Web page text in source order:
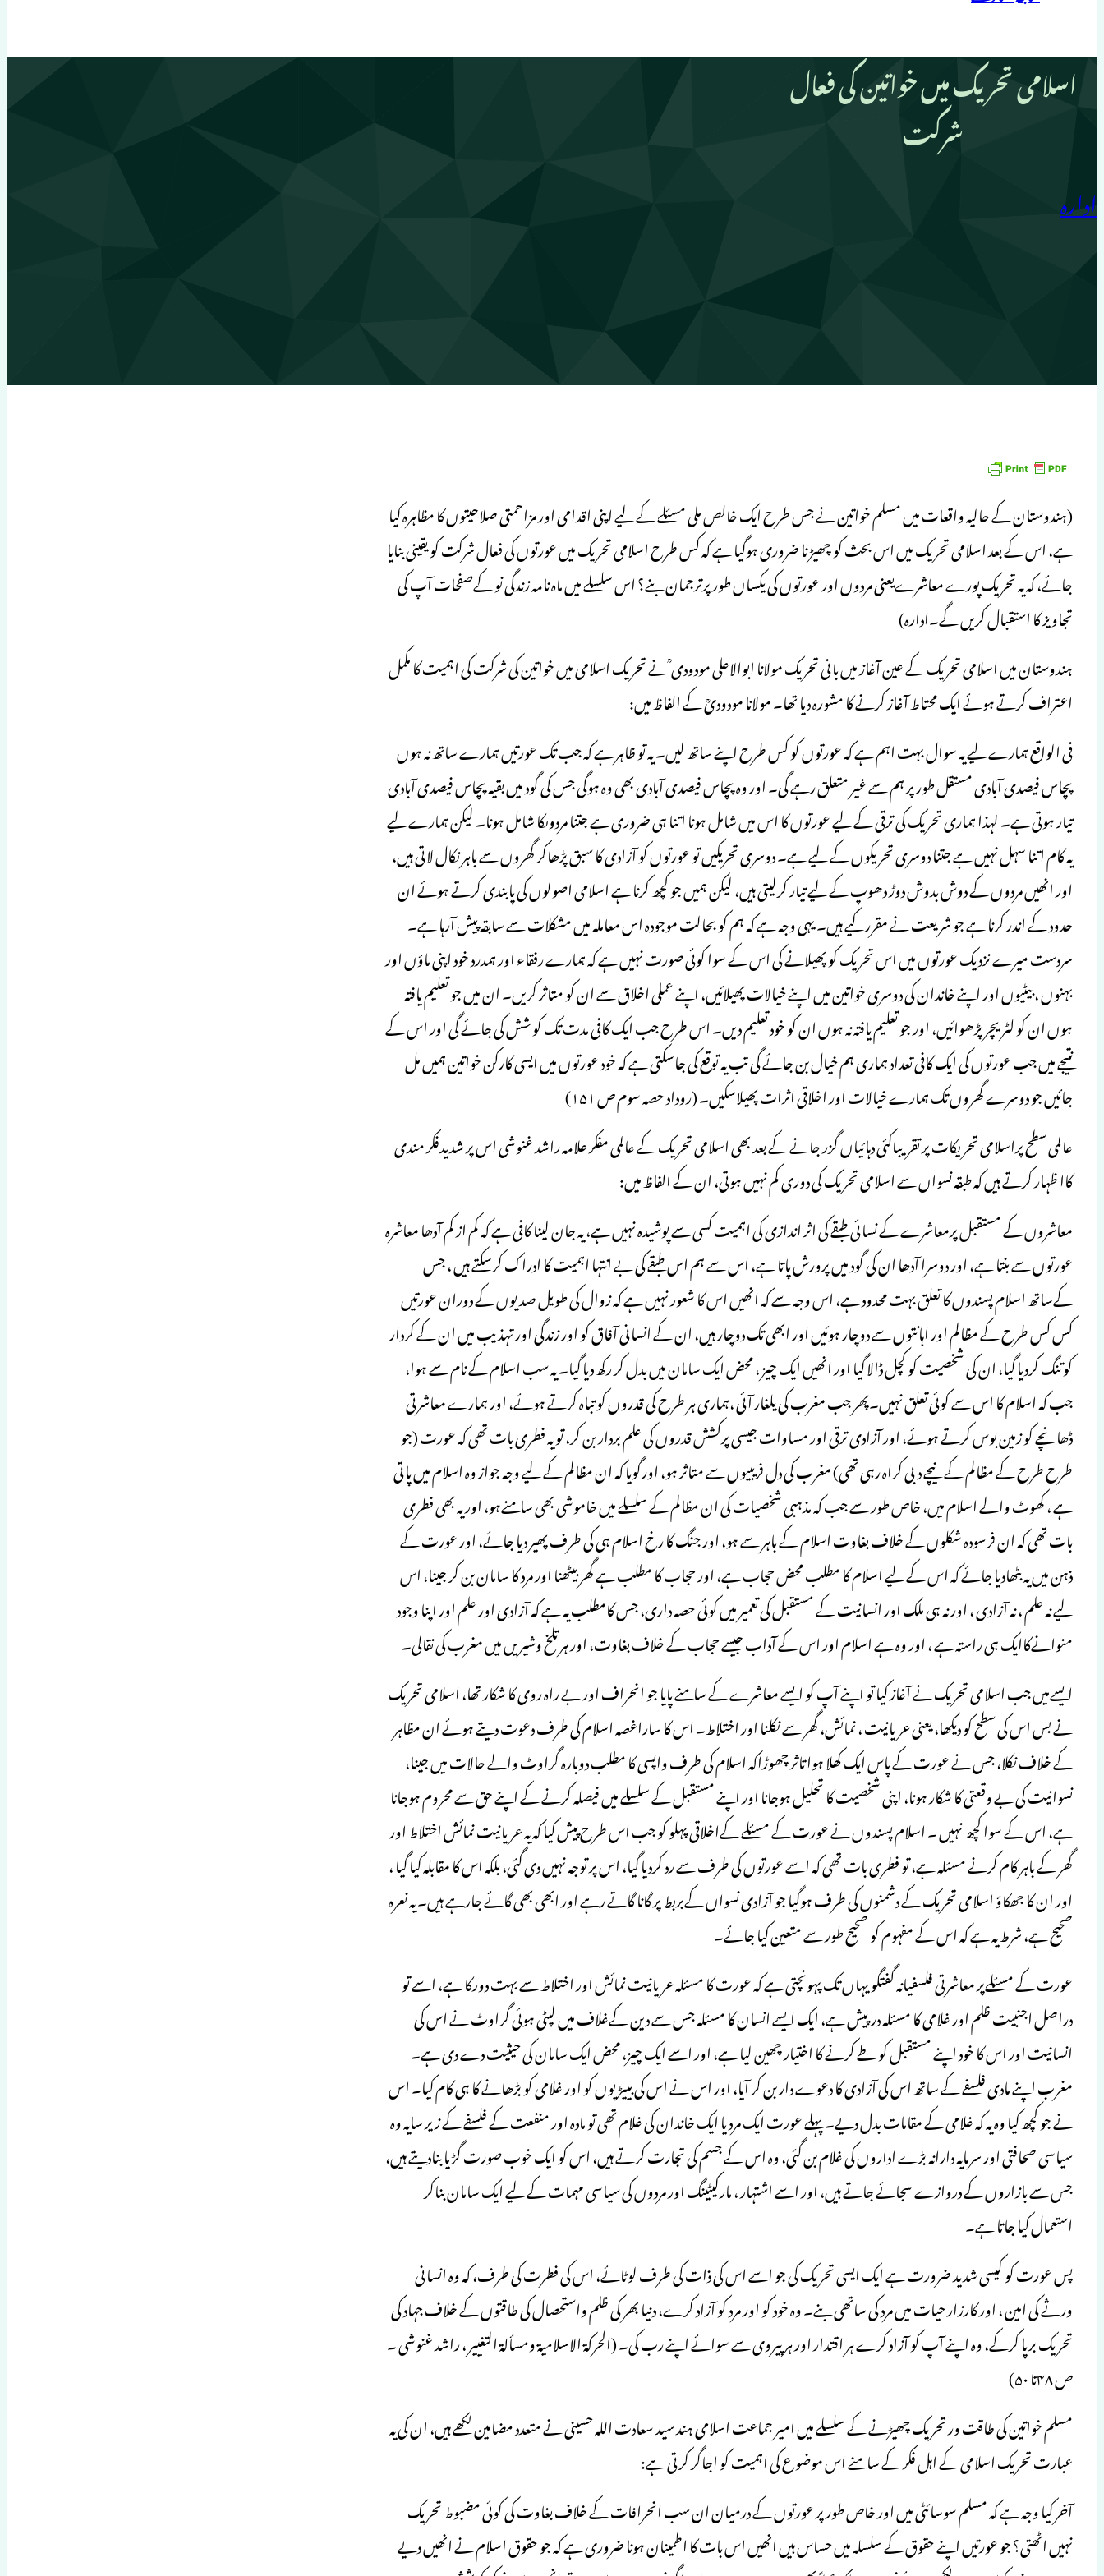
اسلامی تحریک میں خواتین کی فعال
شرکت
ادارہ
(ہندوستان کے حالیہ واقعات میں مسلم خواتین نے جس طرح ایک خالص ملی مسئلے کے لیے اپنی اقدامی اور مزاحمتی صلاحیتوں کا مظاہرہ کیا
ہے، اس کے بعد اسلامی تحریک میں اس بحث کو چھیڑنا ضروری ہوگیا ہے کہ کس طرح اسلامی تحریک میں عورتوں کی فعال شرکت کو یقینی بنایا
جائے، کہ یہ تحریک پورے معاشرےیعنی مردوں اور عورتوں کی یکساں طور پرترجمان بنے؟ اس سلسلے میں ماہ نامہ زندگی نو کےصفحات آپ کی
تجاویز کا استقبال کریں گے۔ادارہ)
ہندوستان میں اسلامی تحریک کے عین آغاز میں بانی تحریک مولانا ابوالاعلی مودودی ؒ نے تحریک اسلامی میں خواتین کی شرکت کی اہمیت کا مکمل
اعتراف کرتے ہوئے ایک محتاط آغاز کرنے کا مشورہ دیا تھا۔ مولانا مودودیؒ کے الفاظ میں:
فی الواقع ہمارے لیے یہ سوال بہت اہم ہے کہ عورتوں کو کس طرح اپنے ساتھ لیں۔ یہ تو ظاہر ہے کہ جب تک عورتیں ہمارے ساتھ نہ ہوں
پچاس فیصدی آبادی مستقل طور پر ہم سے غیر متعلق رہے گی۔ اور وہ پچاس فیصدی آبادی بھی وہ ہوگی جس کی گود میں بقیہ پچاس فیصدی آبادی
تیار ہوتی ہے۔ لہذا ہماری تحریک کی ترقی کے لیے عورتوں کا اس میں شامل ہونا اتنا ہی ضروری ہے جتنا مردوںکا شامل ہونا۔ لیکن ہمارے لیے
یہ کام اتنا سہل نہیں ہے جتنا دوسری تحریکوں کے لیے ہے۔ دوسری تحریکیں تو عورتوں کو آزادی کا سبق پڑھاکر گھروں سے باہر نکال لاتی ہیں،
اور انھیں مردوں کے دوش بدوش دوڑ دھوپ کے لیے تیار کرلیتی ہیں، لیکن ہمیں جو کچھ کرنا ہے اسلامی اصولوں کی پابندی کرتے ہوئے ان
حدود کے اندر کرنا ہے جو شریعت نے مقرر کیے ہیں۔ یہی وجہ ہے کہ ہم کو بحالت موجودہ اس معاملہ میں مشکلات سے سابقہ پیش آرہا ہے۔
سردست میرے نزدیک عورتوں میں اس تحریک کو پھیلانے کی اس کے سوا کوئی صورت نہیں ہے کہ ہمارے رفقاء اور ہمدرد خود اپنی ماؤں اور
بہنوں ، بیٹیوں اور اپنے خاندان کی دوسری خواتین میں اپنے خیالات پھیلائیں، اپنے عملی اخلاق سے ان کو متاثر کریں۔ ان میں جو تعلیم یافتہ
ہوں ان کو لٹریچر پڑھوائیں، اور جو تعلیم یافتہ نہ ہوں ان کو خود تعلیم دیں۔ اس طرح جب ایک کافی مدت تک کوشش کی جائے گی اور اس کے
نتیجے میں جب عورتوں کی ایک کافی تعداد ہماری ہم خیال بن جائے گی تب یہ توقع کی جاسکتی ہے کہ خود عورتوں میں ایسی کارکن خواتین ہمیں مل
جائیں جو دوسرے گھروں تک ہمارے خیالات اور اخلاقی اثرات پھیلاسکیں۔ (روداد حصہ سوم ص ۱۵۱)
عالمی سطح پراسلامی تحریکات پر تقریباکئی دہائیاں گزر جانے کے بعد بھی اسلامی تحریک کے عالمی مفکر علامہ راشد غنوشی اس پر شدیدفکر مندی
کاا ظہار کرتے ہیں کہ طبقہ نسواں سے اسلامی تحریک کی دوری کم نہیں ہوتی، ان کے الفاظ میں:
معاشروں کے مستقبل پرمعاشرے کے نسائی طبقے کی اثر اندازی کی اہمیت کسی سے پوشیدہ نہیں ہے، یہ جان لینا کافی ہے کہ کم از کم آدھا معاشرہ
عورتوں سے بنتا ہے، اور دوسرا آدھا ان کی گود میں پرورش پاتا ہے، اس سے ہم اس طبقے کی بے انتہا اہمیت کا ادراک کرسکتے ہیں ، جس
کےساتھ اسلام پسندوں کا تعلق بہت محدود ہے، اس وجہ سے کہ انھیں اس کا شعور نہیں ہے کہ زوال کی طویل صدیوں کے دوران عورتیں
کس کس طرح کے مظالم اور اہانتوں سے دوچار ہوئیں اور ابھی تک دوچار ہیں، ان کے انسانی آفاق کو اور زندگی اور تہذیب میں ان کے کردار
کو تنگ کردیا گیا، ان کی شخصیت کو کچل ڈالا گیا اور انھیں ایک چیز ، محض ایک سامان میں بدل کر رکھ دیا گیا۔ یہ سب اسلام کے نام سے ہوا،
جب کہ اسلام کا اس سے کوئی تعلق نہیں۔پھر جب مغرب کی یلغار آئی ،ہماری ہر طرح کی قدروں کو تباہ کرتے ہوئے، اور ہمارے معاشرتی
ڈھانچے کو زمین بوس کرتے ہوئے، اور آزادی ترقی اور مساوات جیسی پرکشش قدروں کی علم بردار بن کر، تو یہ فطری بات تھی کہ عورت (جو
طرح طرح کے مظالم کے نیچے دبی کراہ رہی تھی) مغرب کی دل فریبیوں سے متاثر ہو، اورگویا کہ ان مظالم کے لیے وجہ جواز وہ اسلام میں پاتی
ہے ، کھوٹ والے اسلام میں، خاص طور سے جب کہ مذہبی شخصیات کی ان مظالم کے سلسلے میں خاموشی بھی سامنےہو، اور یہ بھی فطری
بات تھی کہ ان فرسودہ شکلوں کے خلاف بغاوت اسلام کے باہر سے ہو، اور جنگ کا رخ اسلام ہی کی طرف پھیر دیا جائے، اور عورت کے
ذہن میں یہ بٹھادیا جائے کہ اس کے لیے اسلام کا مطلب محض حجاب ہے، اور حجاب کا مطلب ہے گھر بیٹھنا اور مرد کا سامان بن کر جینا، اس
لیے نہ علم ، نہ آزادی ، اور نہ ہی ملک اور انسانیت کے مستقبل کی تعمیر میں کوئی حصہ داری، جس کامطلب یہ ہے کہ آزادی اور علم اور اپنا وجود
منوانےکاایک ہی راستہ ہے ، اور وہ ہے اسلام اور اس کے آداب جیسے حجاب کے خلاف بغاوت، اور ہر تلخ وشیریں میں مغرب کی نقالی۔
ایسےمیں جب اسلامی تحریک نے آغاز کیا تو اپنے آپ کو ایسے معاشرے کے سامنے پایا جو انحراف اور بے راہ روی کا شکار تھا، اسلامی تحریک
نے بس اس کی سطح کو دیکھا، یعنی عریانیت ، نمائش، گھر سے نکلنا اور اختلاط۔ اس کا ساراغصہ اسلام کی طرف دعوت دیتے ہوئے ان مظاہر
کے خلاف نکلا، جس نے عورت کے پاس ایک کھلا ہوا تاثر چھوڑاکہ اسلام کی طرف واپسی کا مطلب دوبارہ گراوٹ والے حالات میں جینا،
نسوانیت کی بے وقعتی کا شکار ہونا، اپنی شخصیت کا تحلیل ہوجانا اور اپنے مستقبل کے سلسلے میں فیصلہ کرنے کے اپنے حق سے محروم ہوجانا
ہے، اس کے سوا کچھ نہیں ۔ اسلام پسندوں نے عورت کے مسئلے کےاخلاقی پہلو کو جب اس طرح پیش کیا کہ یہ عریانیت نمائش اختلاط اور
گھر کے باہر کام کرنے مسئلہ ہے، تو فطری بات تھی کہ اسے عورتوں کی طرف سے رد کردیا گیا، اس پر توجہ نہیں دی گئی، بلکہ اس کا مقابلہ کیا گیا ،
اور ان کا جھکاؤ اسلامی تحریک کے دشمنوں کی طرف ہوگیا جو آزادی نسواں کےبربط پر گانا گاتے رہے اور ابھی بھی گائے جارہے ہیں۔ یہ نعرہ
صحیح ہے، شرط یہ ہے کہ اس کے مفہوم کو صحیح طور سے متعین کیا جائے۔
عورت کے مسئلےپر معاشرتی فلسفیانہ گفتگو یہاں تک پہونچتی ہے کہ عورت کا مسئلہ عریانیت نمائش اور اختلاط سے بہت دورکا ہے، اسے تو
دراصل اجنبیت ظلم اور غلامی کا مسئلہ درپیش ہے، ایک ایسے انسان کا مسئلہ جس سے دین کےغلاف میں لپٹی ہوئی گراوٹ نے اس کی
انسانیت اور اس کا خود اپنے مستقبل کو طے کرنے کا اختیار چھین لیا ہے، اور اسے ایک چیز، محض ایک سامان کی حیثیت دے دی ہے۔
مغرب اپنے مادی فلسفے کے ساتھ اس کی آزادی کا دعوے دار بن کر آیا، اور اس نے اس کی بییڑیوں کو اور غلامی کو بڑھانے کا ہی کام کیا۔ اس
نے جو کچھ کیا وہ یہ کہ غلامی کے مقامات بدل دیے۔ پہلے عورت ایک مرد یا ایک خاندان کی غلام تھی تو مادہ اور منفعت کے فلسفے کے زیر سایہ وہ
سیاسی صحافتی اور سرمایہ دارانہ بڑے اداروں کی غلام بن گئی، وہ اس کے جسم کی تجارت کرتے ہیں، اس کو ایک خوب صورت گڑیا بنادیتے ہیں،
جس سے بازاروں کے دروازے سجائے جاتے ہیں، اور اسے اشتہار ، مارکیٹینگ اور مردوں کی سیاسی مہمات کے لیے ایک سامان بناکر
استعمال کیا جاتا ہے۔
پس عورت کو کیسی شدید ضرورت ہے ایک ایسی تحریک کی جو اسے اس کی ذات کی طرف لوٹائے، اس کی فطرت کی طرف، کہ وہ انسانی
ورثے کی امین ، اور کارزار حیات میں مرد کی ساتھی بنے۔ وہ خود کو اور مرد کو آزاد کرے، دنیا بھر کی ظلم واستحصال کی طاقتوں کے خلاف جہاد کی
تحریک برپا کرکے، وہ اپنے آپ کو آزاد کرے ہر اقتدار اور ہر پیروی سے سوائے اپنے رب کی۔ (الحرکۃ الاسلامیۃ ومسألۃ التغییر ، راشد غنوشی ۔
ص ۴۸تا ۵۰)
مسلم خواتین کی طاقت ور تحریک چھیڑنے کے سلسلے میں امیر جماعت اسلامی ہند سید سعادت اللہ حسینی نے متعدد مضامین لکھے ہیں، ان کی یہ
عبارت تحریک اسلامی کے اہل فکر کے سامنے اس موضوع کی اہمیت کو اجاگر کرتی ہے:
آخر کیا وجہ ہے کہ مسلم سوسائٹی میں اور خاص طور پر عورتوں کے درمیان ان سب انحرافات کے خلاف بغاوت کی کوئی مضبوط تحریک
نہیں اٹھتی؟ جو عورتیں اپنے حقوق کے سلسلہ میں حساس ہیں انھیں اس بات کا اطمینان ہونا ضروری ہے کہ جو حقوق اسلام نے انھیں دیے